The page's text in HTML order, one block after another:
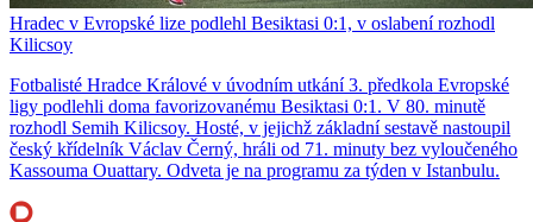
Hradec v Evropské lize podlehl Besiktasi 0:1, v oslabení rozhodl
Kilicsoy
Fotbalisté Hradce Králové v úvodním utkání 3. předkola Evropské
ligy podlehli doma favorizovanému Besiktasi 0:1. V 80. minutě
rozhodl Semih Kilicsoy. Hosté, v jejichž základní sestavě nastoupil
český křídelník Václav Černý, hráli od 71. minuty bez vyloučeného
Kassouma Ouattary. Odveta je na programu za týden v Istanbulu.